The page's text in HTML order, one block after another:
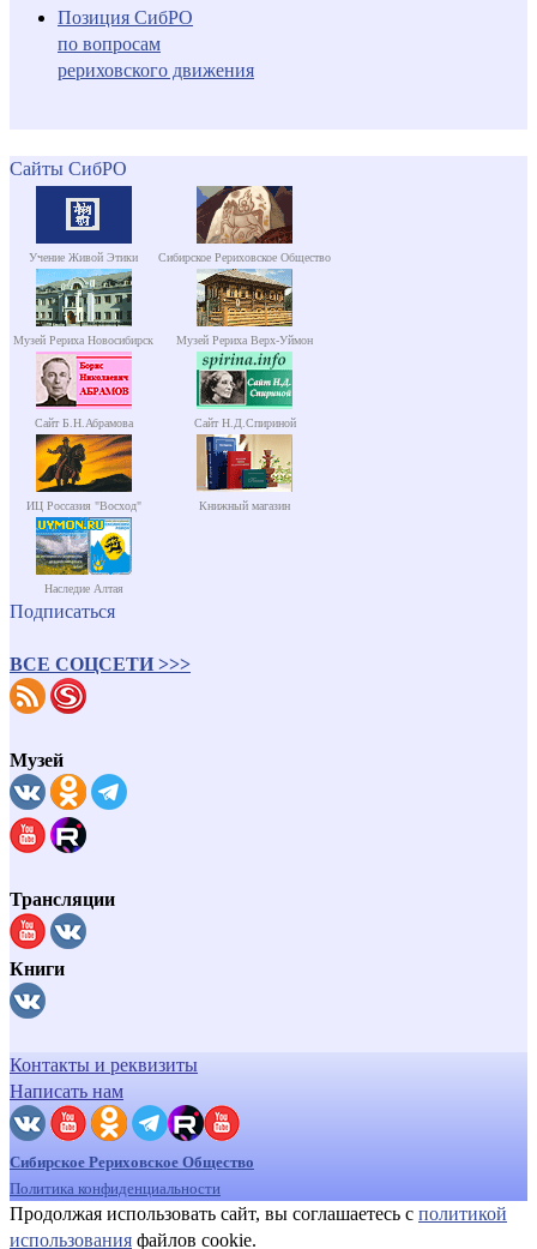
Позиция СибРО
по вопросам
рериховского движения
Сайты СибРО
Учение Живой Этики Сибирское Рериховское Общество
Музей Рериха Новосибирск Музей Рериха Верх-Уймон
Сайт Б.Н.Абрамова Сайт Н.Д.Спириной
ИЦ Россазия "Восход" Книжный магазин
Наследие Алтая
Подписаться
ВСЕ СОЦСЕТИ >>>
Музей
Трансляции
Книги
Контакты и реквизиты
Написать нам
Сибирское Рериховское Общество
Политика конфиденциальности
Продолжая использовать сайт, вы соглашаетесь с политикой
использования файлов cookie.